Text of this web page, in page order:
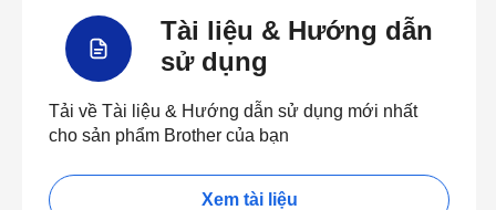
Tài liệu & Hướng dẫn
sử dụng
Tải về Tài liệu & Hướng dẫn sử dụng mới nhất
cho sản phẩm Brother của bạn
Xem tài liệu